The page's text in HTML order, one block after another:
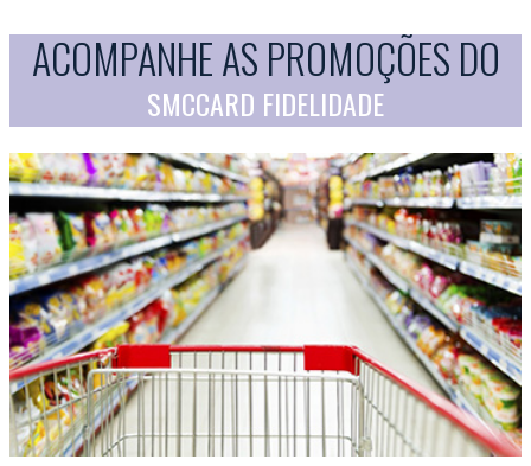
ACOMPANHE AS PROMOÇÕES DO
SMCCARD FIDELIDADE